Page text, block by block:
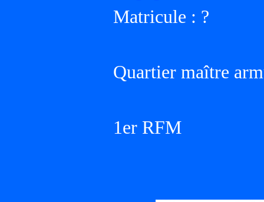
Matricule : ?
Quartier maître
1er RFM